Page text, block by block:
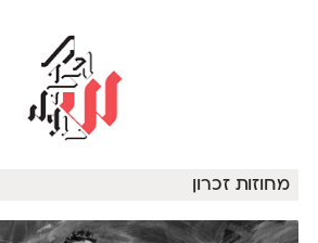
מחוזות זכרון